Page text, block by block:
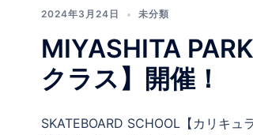
2024年3月24日 未分類
MIYASHITA
クラス】開催！
SKATEBOARD SCHOOL【カリキ